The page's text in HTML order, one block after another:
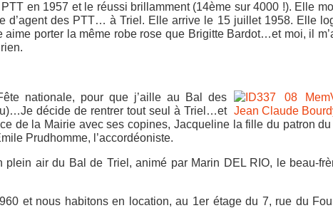
en 1957 et le réussi brillamment (14ème sur 4000 !). Elle
d’agent des PTT… à Triel. Elle arrive le 15 juillet 1958. Elle
porter la même robe rose que Brigitte Bardot…et moi, il
nationale, pour que j’aille au Bal des
décide de rentrer tout seul à Triel…et
de la Mairie avec ses copines, Jacqueline la fille du patron
Prudhomme, l’accordéoniste.
air du Bal de Triel, animé par Marin DEL RIO, le beau-
et nous habitons en location, au 1er étage du 7, rue du